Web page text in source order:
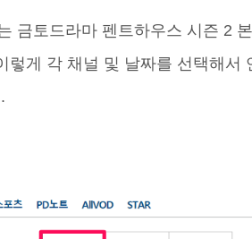
금토드라마 펜트하우스 시즌 2
렇게 각 채널 및 날짜를 선택해서